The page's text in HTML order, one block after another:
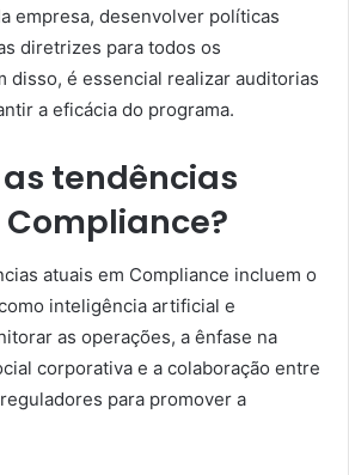
empresa, desenvolver políticas
diretrizes para todos os
disso, é essencial realizar auditorias
a eficácia do programa.
tendências
atuais em Compliance incluem o
inteligência artificial e
as operações, a ênfase na
corporativa e a colaboração entre
para promover a